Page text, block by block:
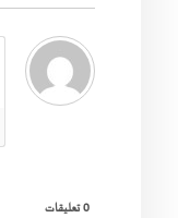
0تعليقات